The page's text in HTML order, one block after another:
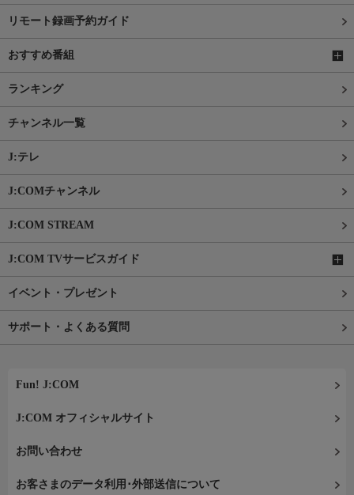
リモート録画予約ガイド
おすすめ番組
ランキング
チャンネル一覧
J:テレ
J:COMチャンネル
J:COM STREAM
J:COM TVサービスガイド
イベント・プレゼント
サポート・よくある質問
Fun! J:COM
J:COM オフィシャルサイト
お問い合わせ
お客さまのデータ利用･外部送信について